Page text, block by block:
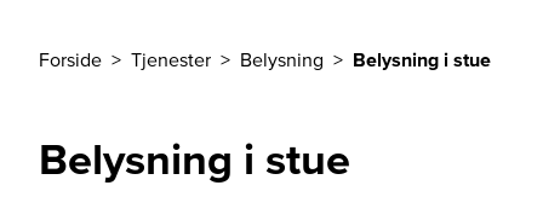
Forside Tjenester Belysning Belysning i stue
Belysning i stue